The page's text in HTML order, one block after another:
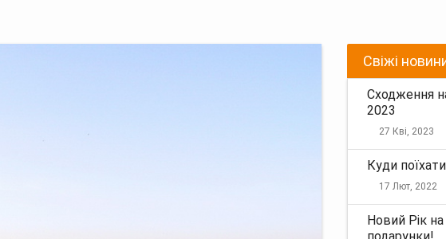
Свіжі
Сходження
2023
27 Кві, 2023
Куди
17 Лют, 2022
Новий Рік на